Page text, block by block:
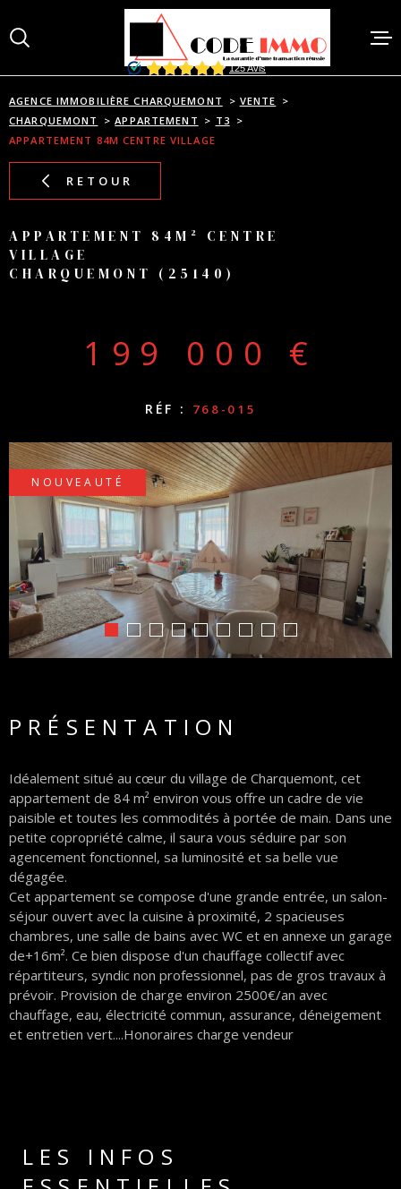
au
menu
au
contenu
AGENCE IMMOBILIÈRE CHARQUEMONT
VENTE
CHARQUEMONT
APPARTEMENT
T3
APPARTEMENT 84M CENTRE VILLAGE
RETOUR
APPARTEMENT 84M² CENTRE
VILLAGE
CHARQUEMONT (25140)
199 000 €
RÉF : 768-015
NOUVEAUTÉ
PRÉSENTATION
Idéalement situé au cœur du village de Charquemont, cet
appartement de 84 m² environ vous offre un cadre de vie
paisible et toutes les commodités à portée de main. Dans une
petite copropriété calme, il saura vous séduire par son
agencement fonctionnel, sa luminosité et sa belle vue
dégagée.
Cet appartement se compose d'une grande entrée, un salon-
séjour ouvert avec la cuisine à proximité, 2 spacieuses
chambres, une salle de bains avec WC et en annexe un garage
de+16m². Ce bien dispose d'un chauffage collectif avec
répartiteurs, syndic non professionnel, pas de gros travaux à
prévoir. Provision de charge environ 2500€/an avec
chauffage, eau, électricité commun, assurance, déneigement
et entretien vert....Honoraires charge vendeur
LES INFOS